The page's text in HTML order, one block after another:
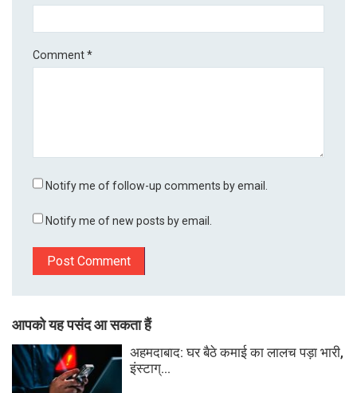
Comment*
Notify me of follow-up comments by email.
Notify me of new posts by email.
आपको यह पसंद आ सकता हैं
अहमदाबाद: घर बैठे कमाई का लालच पड़ा भारी,
इंस्टाग्...